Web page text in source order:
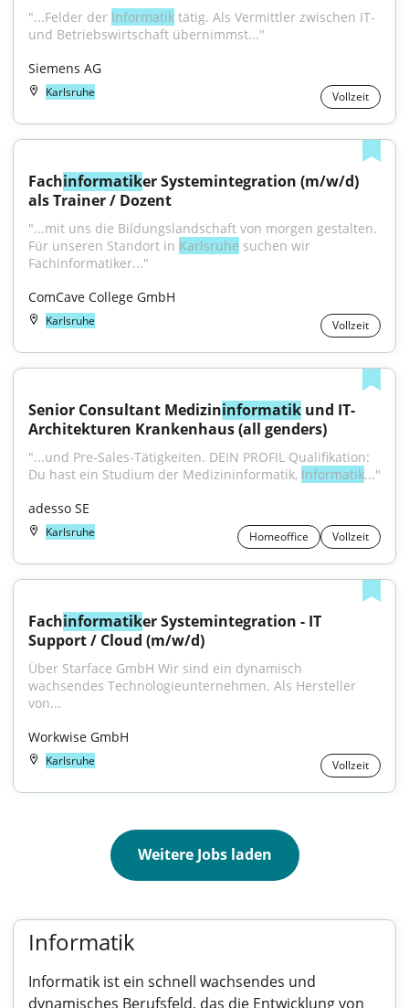
"...Felder der Informatik tätig. Als Vermittler zwischen IT-
und Betriebswirtschaft übernimmst..."
Siemens AG
Karlsruhe Vollzeit
Fachinformatiker Systemintegration (m/w/d)
als Trainer / Dozent
"...mit uns die Bildungslandschaft von morgen gestalten.
Für unseren Standort in Karlsruhe suchen wir
Fachinformatiker..."
ComCave College GmbH
Karlsruhe Vollzeit
Senior Consultant Medizininformatik und IT-
Architekturen Krankenhaus (all genders)
"...und Pre-Sales-Tätigkeiten. DEIN PROFIL Qualifikation:
Du hast ein Studium der Medizininformatik, Informatik..."
adesso SE
Karlsruhe Homeoffice Vollzeit
Fachinformatiker Systemintegration - IT
Support / Cloud (m/w/d)
Über Starface GmbH Wir sind ein dynamisch
wachsendes Technologieunternehmen. Als Hersteller
von...
Workwise GmbH
Karlsruhe Vollzeit
Weitere Jobs laden
Informatik
Informatik ist ein schnell wachsendes und
dynamisches Berufsfeld, das die Entwicklung von